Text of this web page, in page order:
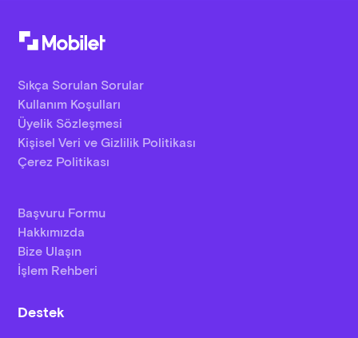
Sıkça Sorulan Sorular
Kullanım Koşulları
Üyelik Sözleşmesi
Kişisel Veri ve Gizlilik Politikası
Çerez Politikası
Başvuru Formu
Hakkımızda
Bize Ulaşın
İşlem Rehberi
Destek